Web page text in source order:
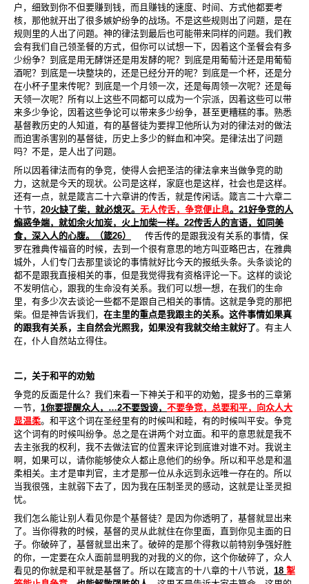
户，细致到你不但要赚到钱，而且赚钱的速度、时间、方式他都要考
核，那他就开出了很多嫉妒纷争的战场。不是这些规则出了问题，是在
规则里的人出了问题。神的律法到最后也可能带来同样的问题。我们教
会有我们自己领圣餐的方式，但你可以试想一下，因着这个圣餐会有多
少纷争？到底是用无酵饼还是用发酵的呢？到底是用葡萄汁还是用葡萄
酒呢？到底是一块整块的，还是已经分开的呢？到底是一个杯，还是分
在小杯子里来传呢？到底是一个月领一次，还是每周领一次呢？还是每
天领一次呢？所有以上这些不同都可以成为一个宗派，因着这些可以带
来多少争论，因着这些争论可以带来多少纷争，甚至更糟糕的事。熟悉
基督教历史的人知道，有的基督徒为要捍卫他所认为对的律法对的做法
而迫害杀害别的基督徒，历史上多少的鲜血和冲突。是律法出了问题
吗？不是，是人出了问题。
所以因着律法而有的争竞，使得人会把圣洁的律法拿来当做争竞的助
力，这就是今天的现状。公司是这样，家庭也是这样，社会也是这样。
还有一点，就是箴言二十六章讲的传舌，就是传闲话。箴言二十六章二
十节， 20火缺了柴，就必熄灭。 无人传舌，争竞便止息。 21好争竞的人
煽惑争端，就如余火加炭，火上加柴一样。 22传舌人的言语，如同美
食，深入人的心腹。（箴26）
传舌传的是跟我没有关系的事情，保
罗在雅典传福音的时候，去到一个很有意思的地方叫亚略巴古，在雅典
城外，人们专门去那里谈论的事情就好比今天的报纸头条。头条谈论的
都不是跟我直接相关的事，但是我觉得我有资格评论一下。这样的谈论
不发明信心，跟我的生命没有关系。我们可以想一想，在我们的生命
里，有多少次去谈论一些都不是跟自己相关的事情。这就是争竞的那把
柴。但是神告诉我们， 在主里的重点是我跟主的关系。这件事情如果真
的跟我有关系，主自然会光照我，如果没有我就交给主就好了。有主人
在，仆人自然站立得住。
二，关于和平的劝勉
争竞的反面是什么？我们来看一下神关于和平的劝勉，提多书的三章第
一节， 1你要提醒众人， …2不要毁谤， 不要争竞，总要和平，向众人大
显温柔。和平这个词在圣经里有的时候叫和睦，有的时候叫平安。争竞
这个词有的时候叫纷争。总之是在讲两个对立面。和平的意思就是我不
去主张我的权利，我不去做法官的位置来评论到底谁对谁不对。我说主
啊，如果可以，请你能够使众人都止息他们的纷争。所以和平总是和温
柔相关。主才是审判官，主才是那一位从永远到永远唯一存在的。所以
当我很强，主就弱下去了，因为我在压制圣灵的感动，这就是让圣灵担
忧。
我们怎么能让别人看见你是个基督徒？是因为你透明了，基督就显出来
了。当你得救的时候，基督的灵从此就住在你里面，直到你见主面的日
子。你破碎了，基督就显出来了。破碎的是那个得救以前特别争强好胜
的你，一定要在众人面前显明我的对我的义的你，这个你破碎了，众人
看见的你就是和平就是基督了。所以在箴言的十八章的十八节说， 18 掣